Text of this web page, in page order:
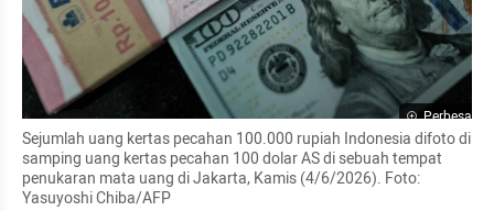
Perbesar
Sejumlah uang kertas pecahan 100.000 rupiah Indonesia difoto di
samping uang kertas pecahan 100 dolar AS di sebuah tempat
penukaran mata uang di Jakarta, Kamis (4/6/2026). Foto:
Yasuyoshi Chiba/AFP